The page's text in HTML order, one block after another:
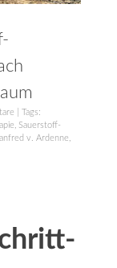
| Tags:
, Sauerstoff-
v. Ardenne,